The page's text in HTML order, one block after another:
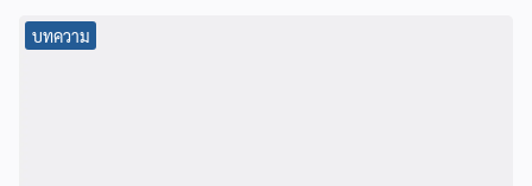
บทความ